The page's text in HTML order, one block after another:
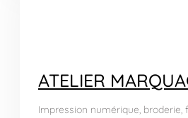
ATELIER
Impression numérique, broderie,